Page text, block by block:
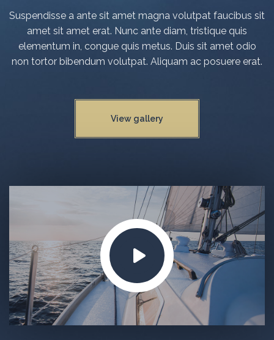
Suspendisse a ante sit amet magna volutpat faucibus sit
amet sit amet erat. Nunc ante diam, tristique quis
elementum in, congue quis metus. Duis sit amet odio
non tortor bibendum volutpat. Aliquam ac posuere erat.
View gallery